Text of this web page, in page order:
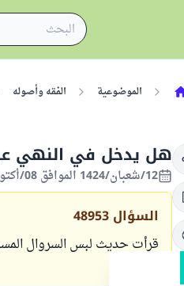
الموضوعية الفقه وأصوله
هل يدخل في النهي عن
12/شعبان/1424 الموافق 08/أكتوبر/2003
السؤال 48953
قرأت حديث لبس السروال